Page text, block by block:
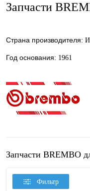
Запчасти
Страна производителя:
Год основания: 1961
Запчасти BREMBO
Фильтр